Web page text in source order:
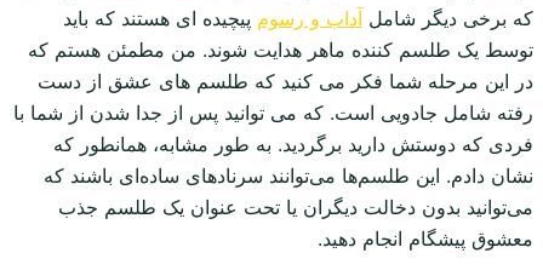
که برخی دیگر شامل آداب و رسوم پیچیده ای هستند که باید
توسط یک طلسم کننده ماهر هدایت شوند. من مطمئن هستم که
در این مرحله شما فکر می کنید که طلسم های عشق از دست
رفته شامل جادویی است. که می توانید پس از جدا شدن از شما با
فردی که دوستش دارید برگردید. به طور مشابه، همانطور که
نشان دادم. این طلسم‌ها می‌توانند سرنادهای ساده‌ای باشند که
می‌توانید بدون دخالت دیگران یا تحت عنوان یک طلسم جذب
معشوق پیشگام انجام دهید.